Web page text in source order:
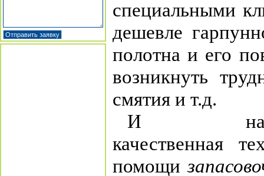
специальными
дешевле
полотна и его
возникнуть
смятия и т.д.
И
качественная
помощи